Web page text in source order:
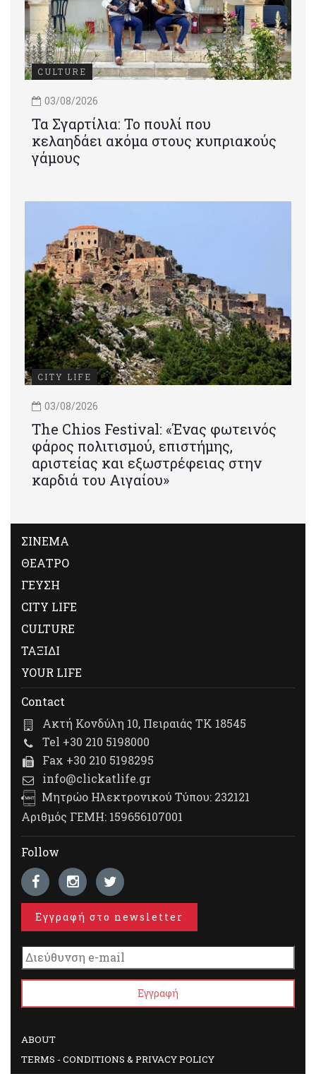
CULTURE
03/08/2026
Τα Σγαρτίλια: Το πουλί που
κελαηδάει ακόμα στους κυπριακούς
γάμους
CITY LIFE
03/08/2026
Τhe Chios Festival: «Ένας φωτεινός
φάρος πολιτισμού, επιστήμης,
αριστείας και εξωστρέφειας στην
καρδιά του Αιγαίου»
ΣΙΝΕΜΑ
ΘΕΑΤΡΟ
ΓΕΥΣΗ
CITY LIFE
CULTURE
ΤΑΞΙΔΙ
YOUR LIFE
Contact
Ακτή Κονδύλη 10, Πειραιάς ΤΚ 18545
Tel +30 210 5198000
Fax +30 210 5198295
info@clickatlife.gr
Μητρώο Ηλεκτρονικού Τύπου: 232121
Αριθμός ΓΕΜΗ: 159656107001
Follow
Εγγραφή στο newsletter
ABOUT
TERMS - CONDITIONS & PRIVACY POLICY